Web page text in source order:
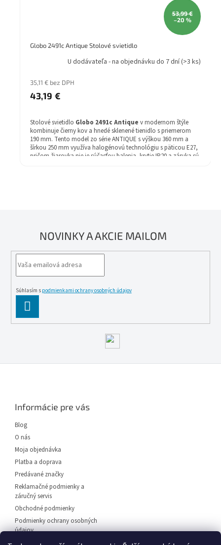
53,99 €
–20 %
Globo 2491c Antique Stolové svietidlo
U dodávateľa - na objednávku do 7 dní(>3 ks)
35,11 € bez DPH
43,19 €
Stolové svietidlo Globo 2491c Antique v modernom štýle
kombinuje čierny kov a hnedé sklenené tienidlo s priemerom
190 mm. Tento model zo série ANTIQUE s výškou 360 mm a
šírkou 250 mm využíva halogénovú technológiu s päticou E27,
pričom žiarovka nie je súčasťou balenia, krytie IP20 a záruka sú
NOVINKY A AKCIE MAILOM
Súhlasím s podmienkami ochrany osobných údajov
SE
Informácie pre vás
Blog
O nás
Moja objednávka
Platba a doprava
Predávané značky
Reklamačné podmienky a
záručný servis
Obchodné podmienky
Podmienky ochrany osobných
údajov
Predajňa svietidiel Dunajská